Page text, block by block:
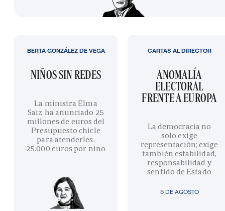
NIÑOS SIN REDES
La ministra Elma
Saiz ha anunciado 25
millones de euros del
Presupuesto chicle
para atenderles.
25.000 euros por niño
BERTA GONZÁLEZ DE VEGA
5 DE AGOSTO
ANOMALÍA
ELECTORAL
FRENTE A EUROPA
La democracia no
solo exige
representación; exige
también estabilidad,
responsabilidad y
sentido de Estado
CARTAS AL DIRECTOR